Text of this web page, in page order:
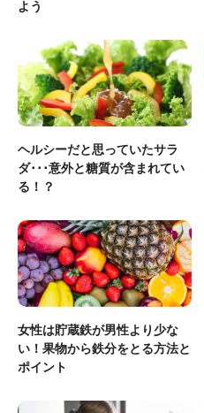
よう
ヘルシーだと思っていたサラ
ダ･･･意外と糖質が含まれてい
る！？
女性は貯蔵鉄が男性より少な
い！果物から鉄分をとる方法と
ポイント